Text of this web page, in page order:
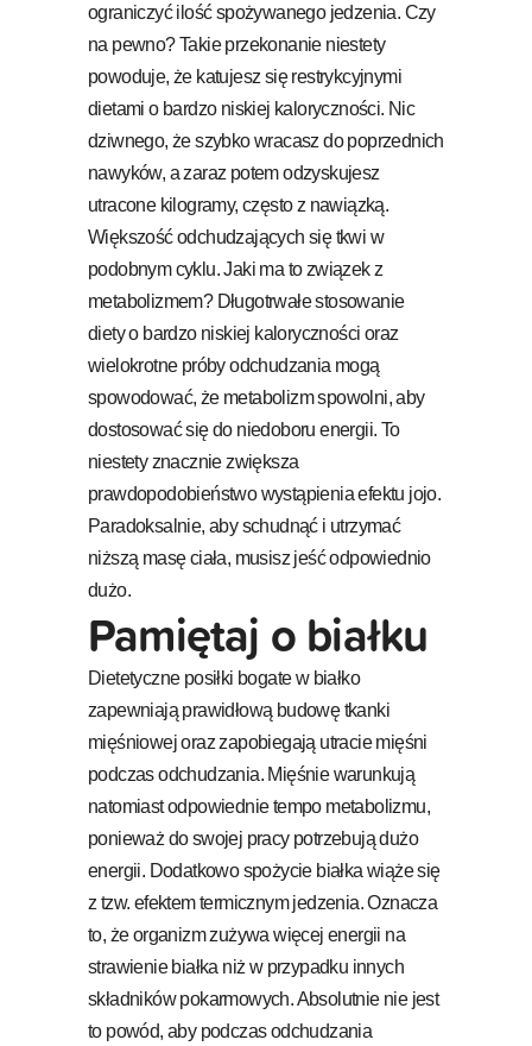
ograniczyć ilość spożywanego jedzenia. Czy
na pewno? Takie przekonanie niestety
powoduje, że katujesz się restrykcyjnymi
dietami o bardzo niskiej kaloryczności. Nic
dziwnego, że szybko wracasz do poprzednich
nawyków, a zaraz potem odzyskujesz
utracone kilogramy, często z nawiązką.
Większość odchudzających się tkwi w
podobnym cyklu. Jaki ma to związek z
metabolizmem? Długotrwałe stosowanie
diety o bardzo niskiej kaloryczności oraz
wielokrotne próby odchudzania mogą
spowodować, że metabolizm spowolni, aby
dostosować się do niedoboru energii. To
niestety znacznie zwiększa
prawdopodobieństwo wystąpienia efektu jojo.
Paradoksalnie, aby schudnąć i utrzymać
niższą masę ciała, musisz jeść odpowiednio
dużo.
Pamiętaj o białku
Dietetyczne posiłki bogate w białko
zapewniają prawidłową budowę tkanki
mięśniowej oraz zapobiegają utracie mięśni
podczas odchudzania. Mięśnie warunkują
natomiast odpowiednie tempo metabolizmu,
ponieważ do swojej pracy potrzebują dużo
energii. Dodatkowo spożycie białka wiąże się
z tzw. efektem termicznym jedzenia. Oznacza
to, że organizm zużywa więcej energii na
strawienie białka niż w przypadku innych
składników pokarmowych. Absolutnie nie jest
to powód, aby podczas odchudzania